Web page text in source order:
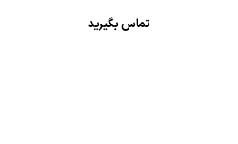
تماس بگیرید